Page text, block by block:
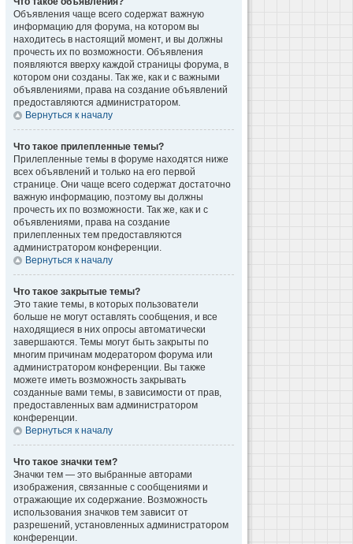
Объявления чаще всего содержат важную
информацию для форума, на котором вы
находитесь в настоящий момент, и вы должны
прочесть их по возможности. Объявления
появляются вверху каждой страницы форума, в
котором они созданы. Так же, как и с важными
объявлениями, права на создание объявлений
предоставляются администратором.
Вернуться к началу
Что такое прилепленные темы?
Прилепленные темы в форуме находятся ниже
всех объявлений и только на его первой
странице. Они чаще всего содержат достаточно
важную информацию, поэтому вы должны
прочесть их по возможности. Так же, как и с
объявлениями, права на создание
прилепленных тем предоставляются
администратором конференции.
Вернуться к началу
Что такое закрытые темы?
Это такие темы, в которых пользователи
больше не могут оставлять сообщения, и все
находящиеся в них опросы автоматически
завершаются. Темы могут быть закрыты по
многим причинам модератором форума или
администратором конференции. Вы также
можете иметь возможность закрывать
созданные вами темы, в зависимости от прав,
предоставленных вам администратором
конференции.
Вернуться к началу
Что такое значки тем?
Значки тем — это выбранные авторами
изображения, связанные с сообщениями и
отражающие их содержание. Возможность
использования значков тем зависит от
разрешений, установленных администратором
конференции.